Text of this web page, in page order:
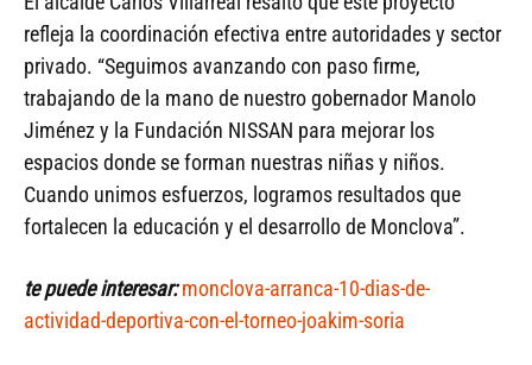
refleja la coordinación efectiva entre autoridades y sector
privado. “Seguimos avanzando con paso firme,
trabajando de la mano de nuestro gobernador Manolo
Jiménez y la Fundación NISSAN para mejorar los
espacios donde se forman nuestras niñas y niños.
Cuando unimos esfuerzos, logramos resultados que
fortalecen la educación y el desarrollo de Monclova”.
te puede interesar: monclova-arranca-10-dias-de-
actividad-deportiva-con-el-torneo-joakim-soria